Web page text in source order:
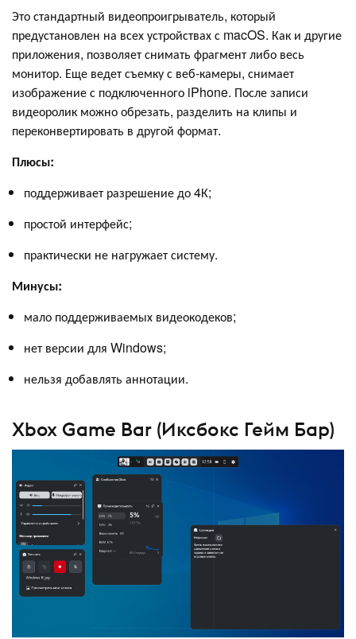
Это стандартный видеопроигрыватель, который
предустановлен на всех устройствах с macOS. Как и другие
приложения, позволяет снимать фрагмент либо весь
монитор. Еще ведет съемку с веб-камеры, снимает
изображение с подключенного iPhone. После записи
видеоролик можно обрезать, разделить на клипы и
переконвертировать в другой формат.
Плюсы:
поддерживает разрешение до 4К;
простой интерфейс;
практически не нагружает систему.
Минусы:
мало поддерживаемых видеокодеков;
нет версии для Windows;
нельзя добавлять аннотации.
Xbox Game Bar (Иксбокс Гейм Бар)